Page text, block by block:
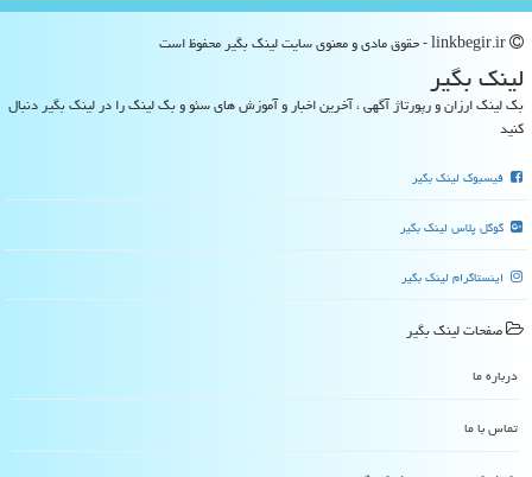
لینك بگیر
بک لینک ارزان و رپورتاژ آگهی ، آخرین اخبار و آموزش های سئو و بک لینک را در لینک بگیر دنبال
کنید
فیسبوک لینک بگیر
گوگل پلاس لینک بگیر
اینستاگرام لینک بگیر
صفحات لینك بگیر
درباره ما
تماس با ما